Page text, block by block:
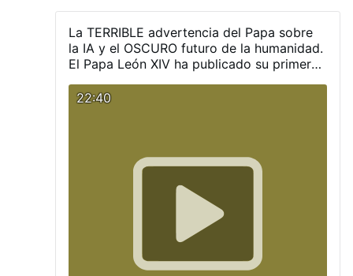
Intelligenz und den Gefahren enthält, die diese
mit sich bringen könnte.
La TERRIBLE advertencia del Papa sobre
la IA y el OSCURO futuro de la humanidad.
El Papa León XIV ha publicado su primera
advertencia sobre la Inteligencia Artificial
22:40